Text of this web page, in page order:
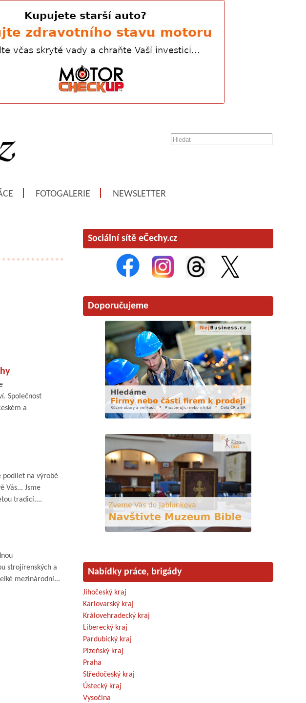
FOTOGALERIE NEWSLETTER
Společnost
a
podílet na výrobě
Vás... Jsme
tradicí....
strojírenských a
mezinárodní...
Sociální sítě eČechy.cz
Doporučujeme
Nabídky práce, brigády
Jihočeský kraj
Karlovarský kraj
Královehradecký kraj
Liberecký kraj
Pardubický kraj
Plzeňský kraj
Praha
Středočeský kraj
Ústecký kraj
Vysočina